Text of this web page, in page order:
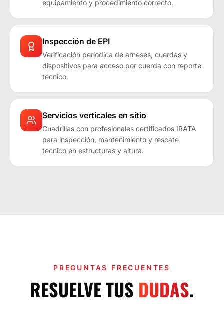
equipamiento y procedimiento correcto.
Inspección de EPI
Verificación periódica de arneses, cuerdas y
dispositivos para acceso por cuerda con reporte
técnico.
Servicios verticales en sitio
Cuadrillas con profesionales certificados IRATA
para inspección, mantenimiento y rescate
técnico en estructuras y altura.
PREGUNTAS FRECUENTES
RESUELVE TUS DUDAS.